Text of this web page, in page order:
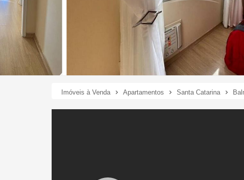
Imóveis à Venda Apartamentos Santa Catarina